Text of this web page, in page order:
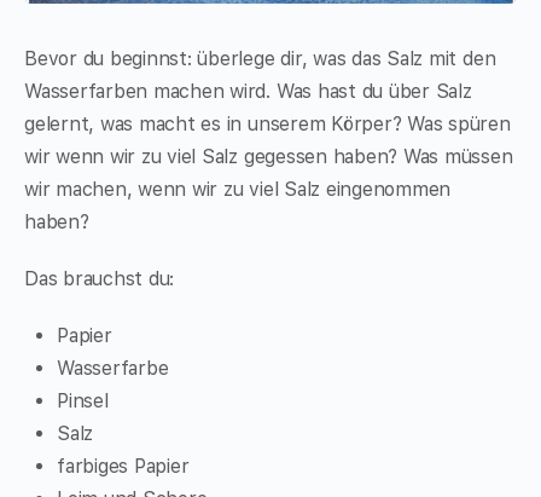
Bevor du beginnst: überlege dir, was das Salz mit den
Wasserfarben machen wird. Was hast du über Salz
gelernt, was macht es in unserem Körper? Was spüren
wir wenn wir zu viel Salz gegessen haben? Was müssen
wir machen, wenn wir zu viel Salz eingenommen
haben?
Das brauchst du:
Papier
Wasserfarbe
Pinsel
Salz
farbiges Papier